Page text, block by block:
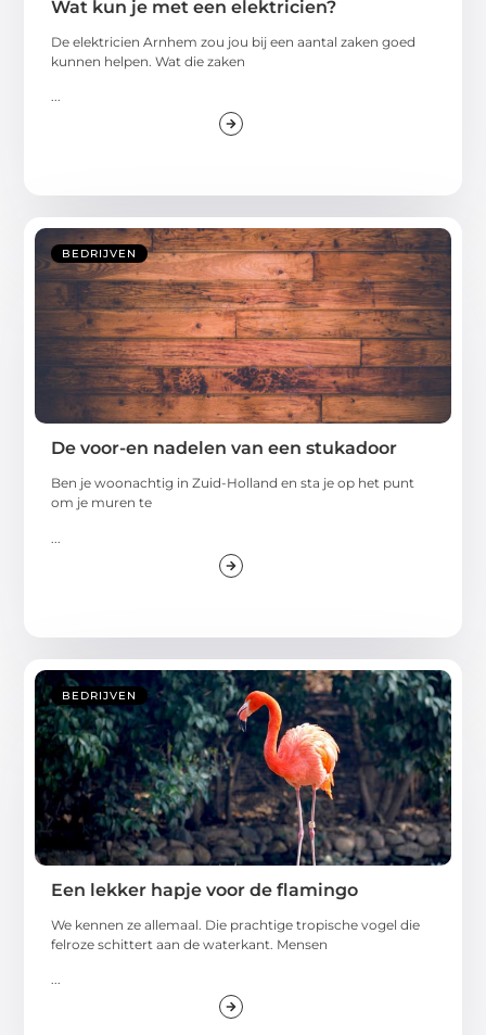
Wat kun je met een elektricien?
De elektricien Arnhem zou jou bij een aantal zaken goed
kunnen helpen. Wat die zaken
...
BEDRIJVEN
De voor-en nadelen van een stukadoor
Ben je woonachtig in Zuid-Holland en sta je op het punt
om je muren te
BEDRIJVEN
Een lekker hapje voor de flamingo
We kennen ze allemaal. Die prachtige tropische vogel die
felroze schittert aan de waterkant. Mensen